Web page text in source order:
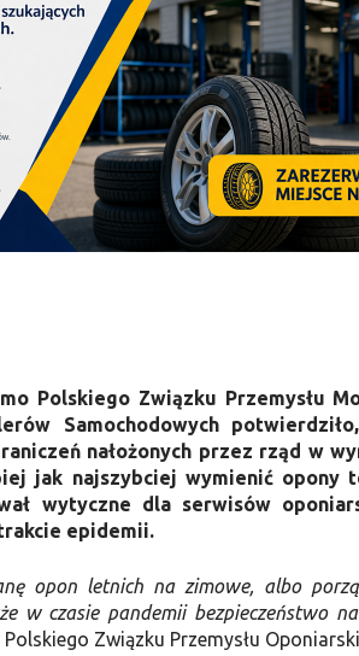
Polskiego Związku Przemysłu
Samochodowych
nałożonych przez rząd w
jak najszybciej wymienić opony
wytyczne dla serwisów
epidemii.
opon letnich na zimowe, albo
w czasie pandemii bezpieczeństwo
Związku Przemysłu